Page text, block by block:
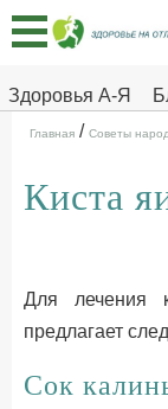
Здоровья А-Я
Главная
Тесты
Про
ДЕТЯМ
Главная / Советы
Киста
Для лечения
предлагает
Сок